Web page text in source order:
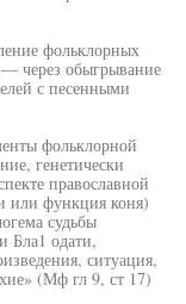
фольклорных
через обыгрывание
с песенными
фольклорной
генетически
православной
или функция коня)
судьбы
Бла1 одати,
ситуация,
(Мф гл 9, ст 17)